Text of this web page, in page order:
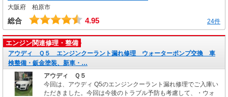
大阪府 柏原市
総合 4.95 24件
エンジン関連修理・整備
アウディ Ｑ５ エンジンクーラント漏れ修理 ウォーターポンプ交換 車
検整備・鈑金塗装、新車・…
アウディ Ｑ５
今回は、アウディ Q5のエンジンクーラント漏れ修理でご入庫い
ただきました。今回は今後のトラブル予防も考慮して、・ウォ